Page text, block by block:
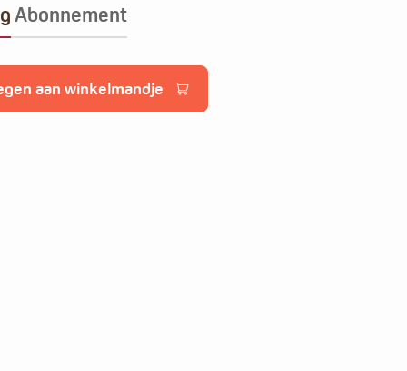
Abonnement
aan winkelmandje